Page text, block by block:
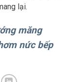
lại.
măng
nức bếp